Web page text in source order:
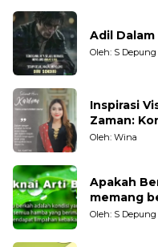
Adil Dalam
Oleh: S Depung
Inspirasi
Zaman: Konsep
Generasi
Oleh: Wina
Apakah
memang
Oleh: S Depung